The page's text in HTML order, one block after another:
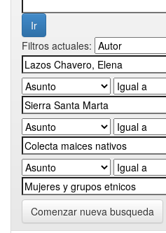
Filtros actuales:
Comenzar nueva busqueda